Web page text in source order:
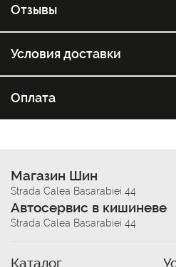
Отзывы
Условия доставки
Оплата
Магазин Шин
Strada Calea Basarabiei 44
Автосервис в кишиневе
Strada Calea Basarabiei 44
Каталог